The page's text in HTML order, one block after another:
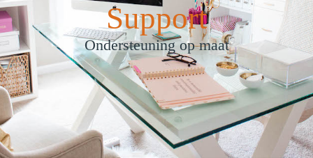
Support
Ondersteuning op maat